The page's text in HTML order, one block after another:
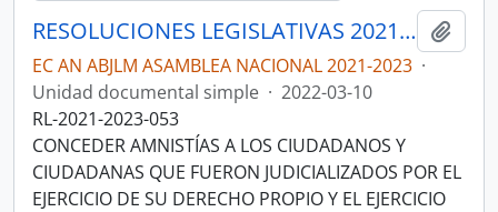
RESOLUCIONES LEGISLATIVAS 2021-2023
EC AN ABJLM ASAMBLEA NACIONAL 2021-2023 ·
Unidad documental simple · 2022-03-10
RL-2021-2023-053
CONCEDER AMNISTÍAS A LOS CIUDADANOS Y
CIUDADANAS QUE FUERON JUDICIALIZADOS POR EL
EJERCICIO DE SU DERECHO PROPIO Y EL EJERCICIO